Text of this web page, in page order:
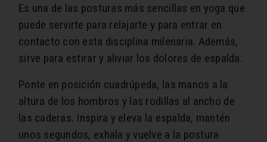
Es una de las posturas más sencillas en yoga que
puede servirte para relajarte y para entrar en
contacto con esta disciplina milenaria. Además,
sirve para estirar y aliviar los dolores de espalda.
Ponte en posición cuadrúpeda, las manos a la
altura de los hombros y las rodillas al ancho de
las caderas. Inspira y eleva la espalda, mantén
unos segundos, exhala y vuelve a la postura